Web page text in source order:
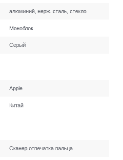
алюминий, нерж. сталь, стекло
Моноблок
Серый
Apple
Китай
Сканер отпечатка пальца